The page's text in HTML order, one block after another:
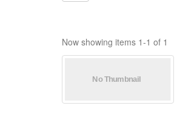
Now showing items 1-1 of 1